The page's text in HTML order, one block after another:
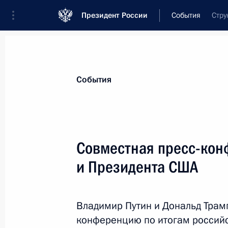
Президент России События
Новости
Послания Федеральному Собранию
Заявления по важнейшим вопросам
Речи и обращения
События
Совместная пресс-
и Президента США
Владимир Путин и Дональд
конференцию по итогам